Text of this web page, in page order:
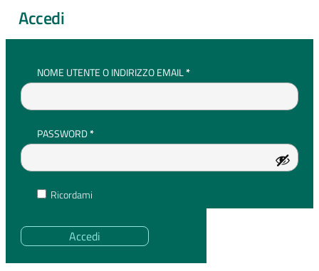
Accedi
NOME UTENTE O INDIRIZZO EMAIL*RICHIESTO
PASSWORD*RICHIESTO
Ricordami
Accedi